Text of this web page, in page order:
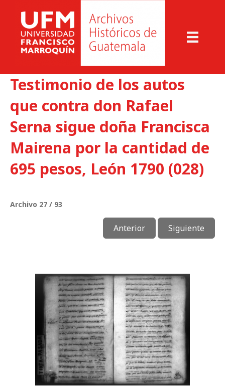
Testimonio de los autos
que contra don Rafael
Serna sigue doña Francisca
Mairena por la cantidad de
695 pesos, León 1790 (028)
Archivo 27 / 93
Anterior Siguiente